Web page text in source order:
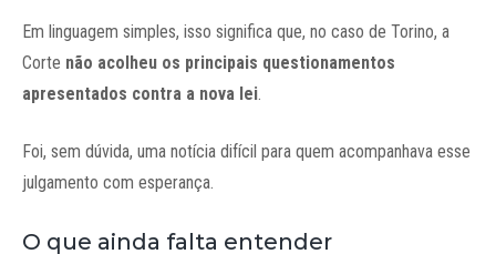
Em linguagem simples, isso significa que, no caso de Torino, a
Corte não acolheu os principais questionamentos
apresentados contra a nova lei.
Foi, sem dúvida, uma notícia difícil para quem acompanhava esse
julgamento com esperança.
O que ainda falta entender